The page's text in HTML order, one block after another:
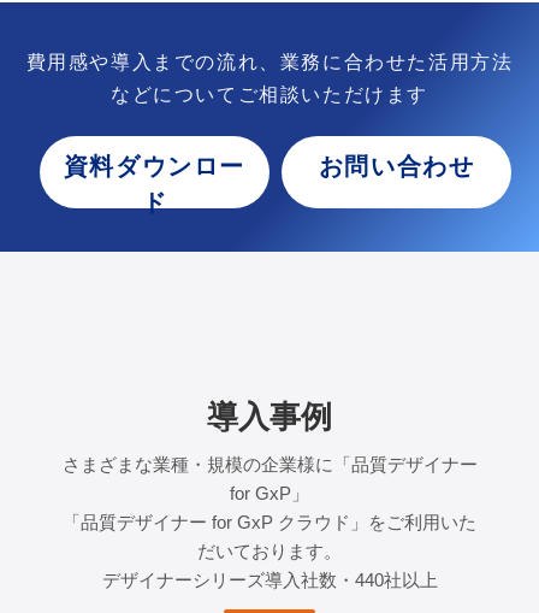
費用感や導入までの流れ、業務に合わせた活用方法
などについてご相談いただけます
資料ダウンロー
ド
お問い合わせ
導入事例
さまざまな業種・規模の企業様に「品質デザイナー
for GxP」
「品質デザイナー for GxP クラウド」をご利用いた
だいております。
デザイナーシリーズ導入社数・440社以上